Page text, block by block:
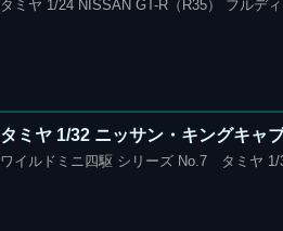
タミヤ 1/24 NISSAN GT-R（R35） フルデ
タミヤ 1/32 ニッサン・キングキャ
ワイルドミニ四駆 シリーズ No.7 タミヤ 1/